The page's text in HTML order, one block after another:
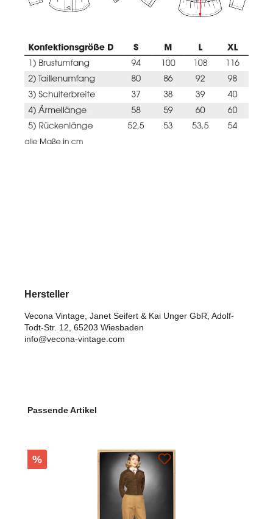
Hersteller
Vecona Vintage, Janet Seifert & Kai Unger GbR, Adolf-
Todt-Str. 12, 65203 Wiesbaden
info@vecona-vintage.com
Produktgalerie überspringen
Passende Artikel
Rabatt
%